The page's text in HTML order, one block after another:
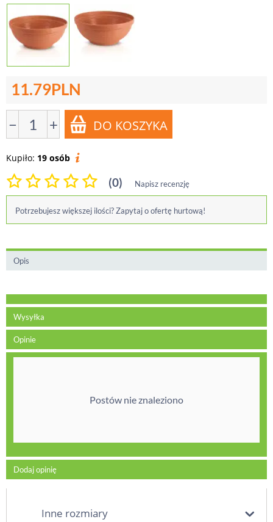
11.79PLN
− +
Kupiło: 19 osób
(0) Napisz recenzję
Potrzebujesz większej ilości? Zapytaj o ofertę hurtową!
Opis
Wysyłka
Opinie
Postów nie znaleziono
Dodaj opinię
Inne rozmiary